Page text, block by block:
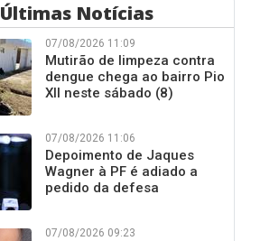
Últimas Notícias
07/08/2026 11:09
Mutirão de limpeza contra
dengue chega ao bairro Pio
XII neste sábado (8)
07/08/2026 11:06
Depoimento de Jaques
Wagner à PF é adiado a
pedido da defesa
07/08/2026 09:23